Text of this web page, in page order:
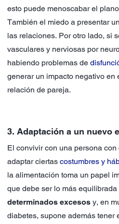
esto puede menoscabar el
También el miedo a presentar
las relaciones. Por otro lado, si
vasculares y nerviosas por
habiendo problemas de
generar un impacto negativo en
relación de pareja.
3. Adaptación a un nuevo
El convivir con una persona
adaptar ciertas costumbres y
la alimentación toma un papel
que debe ser lo más
determinados excesos y, en
diabetes, supone además tener